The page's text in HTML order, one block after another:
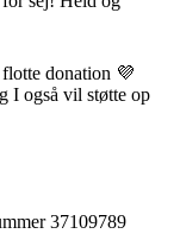
donation 💜
I også vil støtte op
37109789